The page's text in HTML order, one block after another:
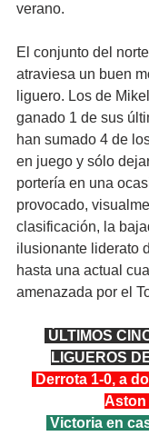
verano.
El conjunto del
atraviesa un buen
liguero. Los de
ganado 1 de sus
han sumado 4 de
en juego y sólo
portería en una
provocado,
clasificación, la
ilusionante liderato
hasta una actual
amenazada por el
LIGUEROS
Aston